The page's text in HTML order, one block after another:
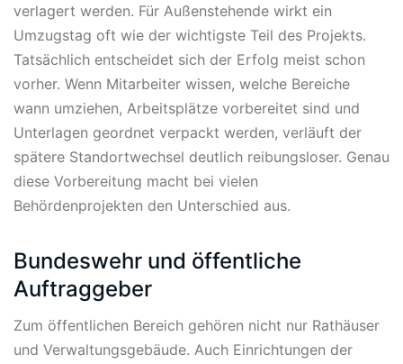
verlagert werden. Für Außenstehende wirkt ein
Umzugstag oft wie der wichtigste Teil des Projekts.
Tatsächlich entscheidet sich der Erfolg meist schon
vorher. Wenn Mitarbeiter wissen, welche Bereiche
wann umziehen, Arbeitsplätze vorbereitet sind und
Unterlagen geordnet verpackt werden, verläuft der
spätere Standortwechsel deutlich reibungsloser. Genau
diese Vorbereitung macht bei vielen
Behördenprojekten den Unterschied aus.
Bundeswehr und öffentliche
Auftraggeber
Zum öffentlichen Bereich gehören nicht nur Rathäuser
und Verwaltungsgebäude. Auch Einrichtungen der